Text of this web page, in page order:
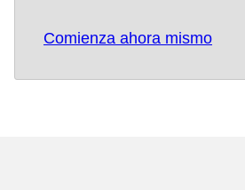
Comienza ahora mismo